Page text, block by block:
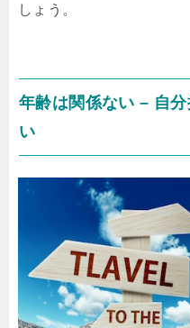
しょう。
年齢は関係ない – 自
い